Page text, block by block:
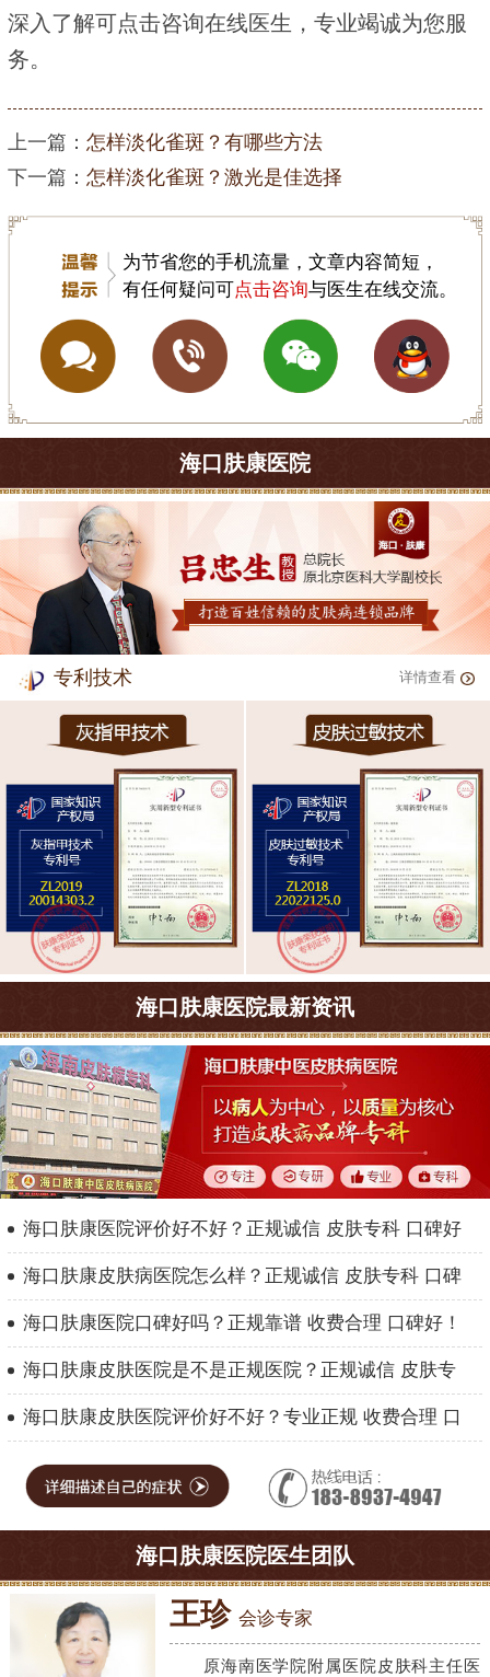
深入了解可点击咨询在线医生，专业竭诚为您服
务。
上一篇： 怎样淡化雀斑？有哪些方法
下一篇： 怎样淡化雀斑？激光是佳选择
为节省您的手机流量，文章内容简短，
有任何疑问可点击咨询与医生在线交流。
海口肤康医院
专利技术 详情查看
海口肤康医院最新资讯
海口肤康医院评价好不好？正规诚信 皮肤专科 口碑好
海口肤康皮肤病医院怎么样？正规诚信 皮肤专科 口碑
海口肤康医院口碑好吗？正规靠谱 收费合理 口碑好！
海口肤康皮肤医院是不是正规医院？正规诚信 皮肤专
海口肤康皮肤医院评价好不好？专业正规 收费合理 口
海口肤康医院医生团队
王珍 会诊专家
原海南医学院附属医院皮肤科主任医